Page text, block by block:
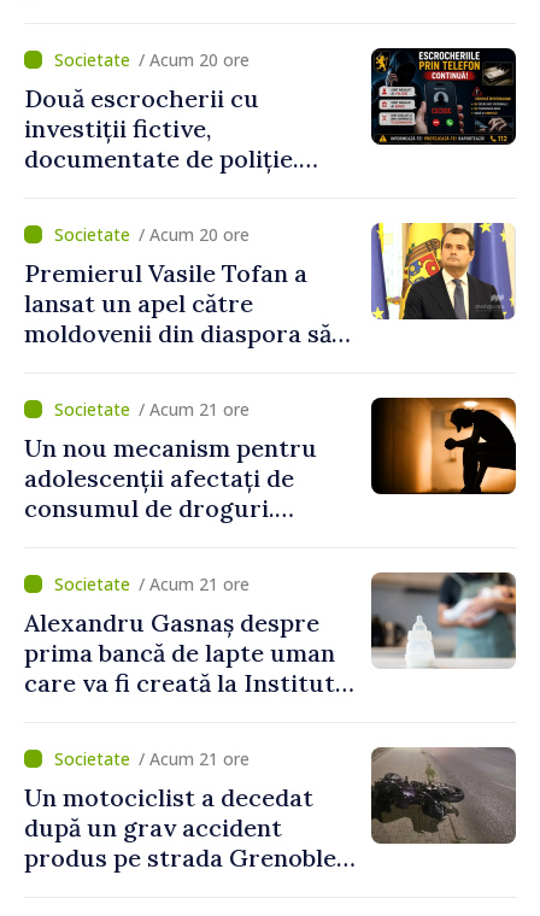
/ Acum 20 ore
Două escrocherii cu
investiții fictive,
documentate de poliție.
milion de lei
/ Acum 20 ore
Premierul Vasile Tofan a
lansat un apel către
moldovenii din diaspora să
proiectelor de dezvoltare
ale Republicii Moldova
/ Acum 21 ore
Un nou mecanism pentru
adolescenții afectați de
consumul de droguri.
pregătește servicii dedicate
/ Acum 21 ore
Alexandru Gasnaș despre
prima bancă de lapte uman
care va fi creată la Institutul
salva vieți”
/ Acum 21 ore
Un motociclist a decedat
după un grav accident
produs pe strada Grenoble